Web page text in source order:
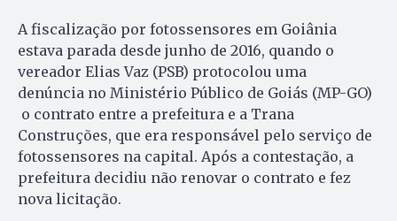
A fiscalização por fotossensores em Goiânia
estava parada desde junho de 2016, quando o
vereador Elias Vaz (PSB) protocolou uma
denúncia no Ministério Público de Goiás (MP-GO)
o contrato entre a prefeitura e a Trana
Construções, que era responsável pelo serviço de
fotossensores na capital. Após a contestação, a
prefeitura decidiu não renovar o contrato e fez
nova licitação.